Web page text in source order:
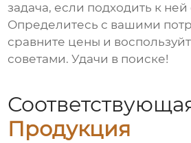
задача, если подходить к ней
Определитесь с вашими
сравните цены и
советами. Удачи в поиске!
Продукция